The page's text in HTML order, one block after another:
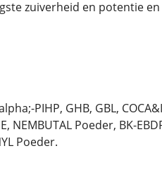
zuiverheid en potentie
PIHP, GHB, GBL,
NEMBUTAL Poeder, BK-
Poeder.